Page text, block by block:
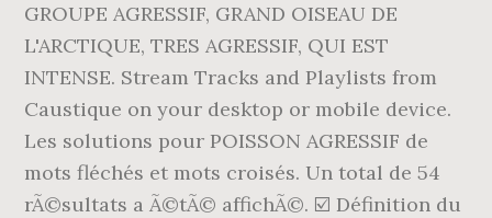
GROUPE AGRESSIF, GRAND OISEAU DE
L'ARCTIQUE, TRES AGRESSIF, QUI EST
INTENSE. Stream Tracks and Playlists from
Caustique on your desktop or mobile device.
Les solutions pour POISSON AGRESSIF de
mots fléchés et mots croisés. Un total de 54
rÃ©sultats a Ã©tÃ© affichÃ©. ☑️ Définition du